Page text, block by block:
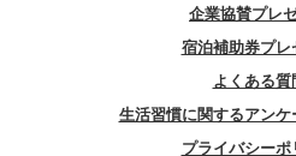
企業協賛プレ
宿泊補助券プレ
よくある質
生活習慣に関するアンケ
プライバシーポ